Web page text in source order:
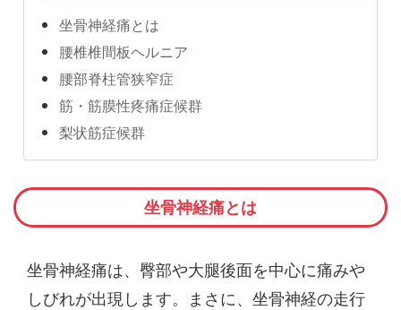
坐骨神経痛とは
腰椎椎間板ヘルニア
腰部脊柱管狭窄症
筋・筋膜性疼痛症候群
梨状筋症候群
坐骨神経痛とは
坐骨神経痛は、臀部や大腿後面を中心に痛みや
しびれが出現します。まさに、坐骨神経の走行